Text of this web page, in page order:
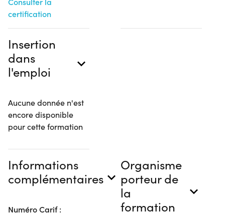
certification
Insertion
dans
l'emploi
Aucune donnée n'est
encore disponible
pour cette formation
Informations
complémentaires
Numéro Carif :
Organisme
porteur de
la
formation